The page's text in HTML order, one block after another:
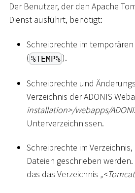
Der Benutzer, der den Apache
Dienst ausführt, benötigt:
Schreibrechte im temporären
( %TEMP% ).
Schreibrechte und
Verzeichnis der ADONIS
installation>/webapps/
Unterverzeichnissen.
Schreibrechte im
Dateien geschrieben
das das Verzeichnis „<